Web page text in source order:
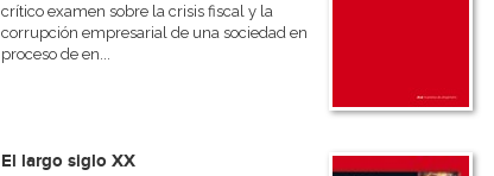
crítico examen sobre la crisis fiscal y la
corrupción empresarial de una sociedad en
proceso de en...
El largo siglo XX